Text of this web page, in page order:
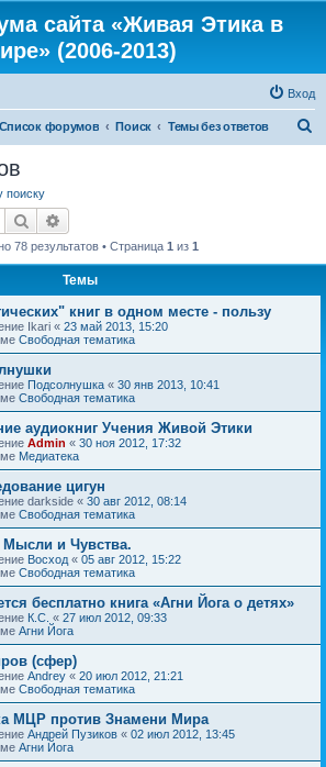
сайта «Живая Этика в
(2006-2013)
Вход
Список форумов Поиск Темы без ответов
поиску
Поиск
78 результатов • Страница 1 из 1
Темы
книг в одном месте - пользу
Ikari « 23 май 2013, 15:20
Свободная тематика
Подсолнушка « 30 янв 2013, 10:41
Свободная тематика
аудиокниг Учения Живой Этики
Admin « 30 ноя 2012, 17:32
Медиатека
цигун
darkside « 30 авг 2012, 08:14
Свободная тематика
Мысли и Чувства.
Восход « 05 авг 2012, 15:22
Свободная тематика
бесплатно книга «Агни Йога о детях»
К.С. « 27 июл 2012, 09:33
Агни Йога
(сфер)
Andrey « 20 июл 2012, 21:21
Свободная тематика
МЦР против Знамени Мира
Андрей Пузиков « 02 июл 2012, 13:45
Агни Йога